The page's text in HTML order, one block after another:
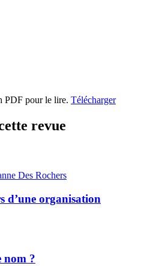
PDF pour le lire. Télécharger
revue
Des Rochers
organisation
nom ?